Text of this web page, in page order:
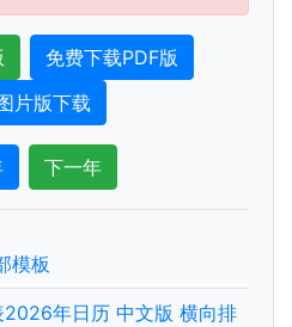
免费下载PDF版
片版下载
下一年
模板
年日历 中文版 横向排